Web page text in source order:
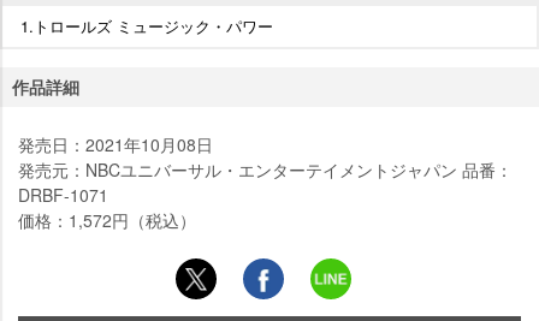
1.トロールズ ミュージック・パワー
作品詳細
発売日：2021年10月08日
発売元：NBCユニバーサル・エンターテイメントジャパン 品番：
DRBF-1071
価格：1,572円（税込）